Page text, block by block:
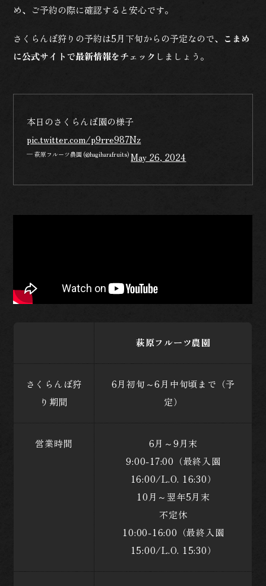
め、ご予約の際に確認すると安心です。
さくらんぼ狩りの予約は5月下旬からの予定なので、 こまめ
に公式サイトで最新情報をチェック しましょう。
本日のさくらんぼ園の様子
pic.twitter.com/p9rre987Nz
— 萩原フルーツ農園 (@hagiharafruits)May 26, 2024
萩原フルーツ農園
さくらんぼ狩
り期間
6月初旬～6月中旬頃まで（予
定）
営業時間
6月～9月末
9:00-17:00（最終入園
16:00/L.O. 16:30）
10月～翌年5月末
不定休
10:00-16:00（最終入園
15:00/L.O. 15:30）